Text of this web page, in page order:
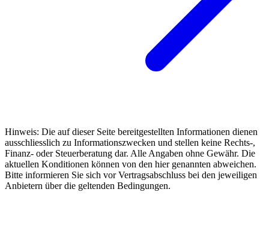
Hinweis: Die auf dieser Seite bereitgestellten Informationen dienen
ausschliesslich zu Informationszwecken und stellen keine Rechts-,
Finanz- oder Steuerberatung dar. Alle Angaben ohne Gewähr. Die
aktuellen Konditionen können von den hier genannten abweichen.
Bitte informieren Sie sich vor Vertragsabschluss bei den jeweiligen
Anbietern über die geltenden Bedingungen.